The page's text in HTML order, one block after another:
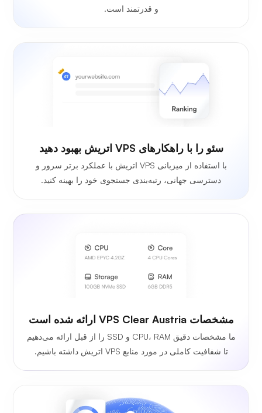
و قدرتمند است.
سئو را با راهکارهای VPS اتریش بهبود دهید
با استفاده از میزبانی VPS اتریش با عملکرد برتر سرور و
دسترسی جهانی، رتبه‌بندی جستجوی خود را بهینه کنید.
مشخصات VPS Clear Austria ارائه شده است
ما مشخصات دقیق CPU، RAM و SSD را از قبل ارائه می‌دهیم
تا شفافیت کاملی در مورد منابع VPS اتریش داشته باشیم.